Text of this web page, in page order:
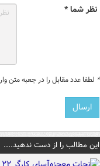
نظر شما *
* لطفا عدد مقابل را در جعبه متن
این مطالب را از دست ندهید....